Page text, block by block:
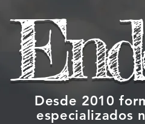
Desde 2010
especializados